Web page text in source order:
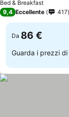
Bed & Breakfast
9,4 Eccellente 417
Da 86 €
Guarda i prezzi di